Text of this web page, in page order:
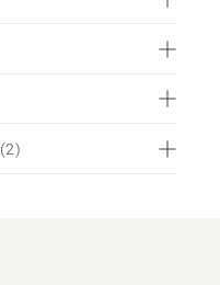
(2)